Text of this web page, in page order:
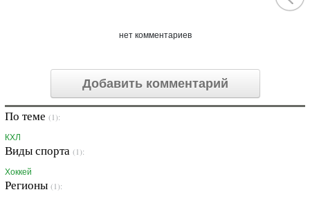
нет комментариев
Добавить комментарий
По теме (1):
КХЛ
Виды спорта (1):
Хоккей
Регионы (1):